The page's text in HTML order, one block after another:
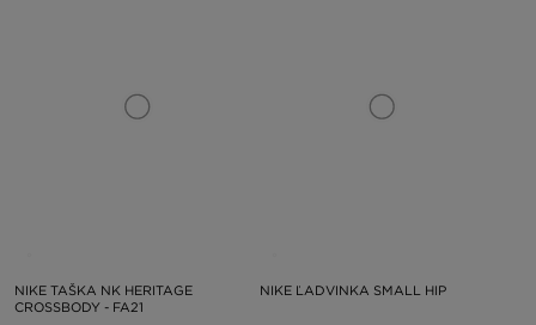
NIKE TAŠKA NK HERITAGE
CROSSBODY - FA21
NIKE ĽADVINKA SMALL HIP